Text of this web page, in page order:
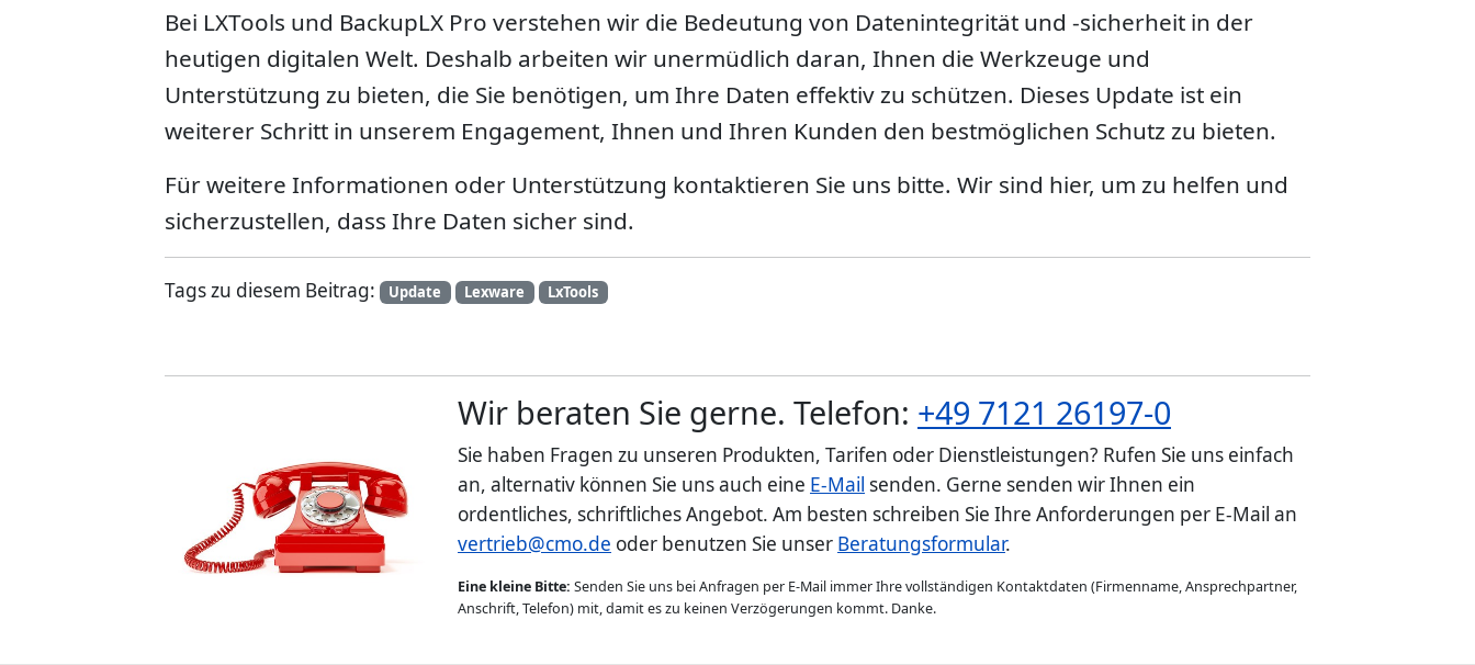
Bei LXTools und BackupLX Pro verstehen wir die Bedeutung von Datenintegrität und -sicherheit in der
heutigen digitalen Welt. Deshalb arbeiten wir unermüdlich daran, Ihnen die Werkzeuge und
Unterstützung zu bieten, die Sie benötigen, um Ihre Daten effektiv zu schützen. Dieses Update ist ein
weiterer Schritt in unserem Engagement, Ihnen und Ihren Kunden den bestmöglichen Schutz zu bieten.
Für weitere Informationen oder Unterstützung kontaktieren Sie uns bitte. Wir sind hier, um zu helfen und
sicherzustellen, dass Ihre Daten sicher sind.
Tags zu diesem Beitrag: Update Lexware LxTools
Wir beraten Sie gerne. Telefon: +49 7121 26197-0
Sie haben Fragen zu unseren Produkten, Tarifen oder Dienstleistungen? Rufen Sie uns einfach
an, alternativ können Sie uns auch eine E-Mail senden. Gerne senden wir Ihnen ein
ordentliches, schriftliches Angebot. Am besten schreiben Sie Ihre Anforderungen per E-Mail an
vertrieb@cmo.de oder benutzen Sie unser Beratungsformular.
Eine kleine Bitte: Senden Sie uns bei Anfragen per E-Mail immer Ihre vollständigen Kontaktdaten (Firmenname, Ansprechpartner,
Anschrift, Telefon) mit, damit es zu keinen Verzögerungen kommt. Danke.